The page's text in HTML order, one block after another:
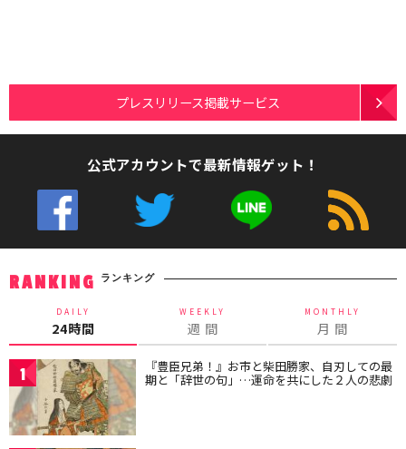
プレスリリース掲載サービス
公式アカウントで最新情報ゲット！
RANKING ランキング
DAILY
24時間
WEEKLY
週 間
MONTHLY
月 間
1 『豊臣兄弟！』お市と柴田勝家、自刃しての最
期と「辞世の句」…運命を共にした２人の悲劇